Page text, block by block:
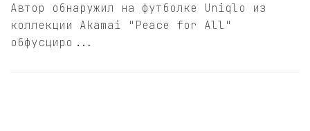
Автор обнаружил на футболке Uniqlo из
коллекции Akamai "Peace for All"
обфусциро...